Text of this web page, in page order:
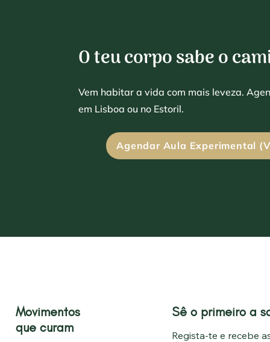
O teu corpo sabe o
Vem habitar a vida com mais leveza.
em Lisboa ou no Estoril.
Agendar Aula Experimental
Movimentos
que curam
Sê o primeiro a
Regista-te e recebe